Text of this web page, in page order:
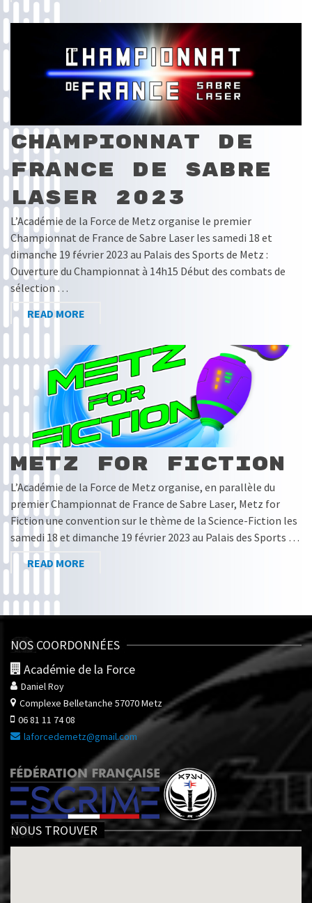
Championnat de
France de Sabre
Laser 2023
L’Académie de la Force de Metz organise le premier
Championnat de France de Sabre Laser les samedi 18 et
dimanche 19 février 2023 au Palais des Sports de Metz :
Ouverture du Championnat à 14h15 Début des combats de
sélection …
READ MORE
Metz for Fiction
L’Académie de la Force de Metz organise, en parallèle du
premier Championnat de France de Sabre Laser, Metz for
Fiction une convention sur le thème de la Science-Fiction les
samedi 18 et dimanche 19 février 2023 au Palais des Sports …
READ MORE
NOS COORDONNÉES
Académie de la Force
Daniel Roy
Complexe Belletanche 57070 Metz
06 81 11 74 08
laforcedemetz@gmail.com
NOUS TROUVER